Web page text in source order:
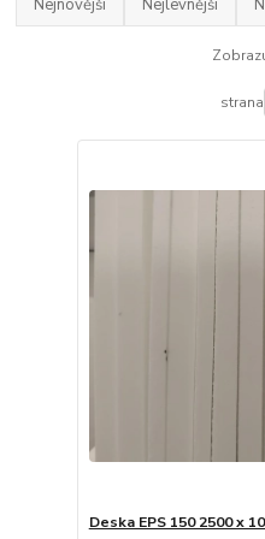
Nejnovější Nejlevnější
strana
Deska EPS 150 2500 x